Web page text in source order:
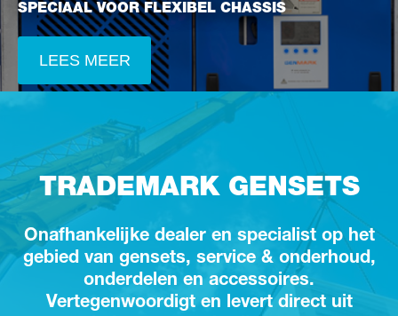
SPECIAAL VOOR FLEXIBEL CHASSIS
LEES MEER
TRADEMARK GENSETS
Onafhankelijke dealer en specialist op het
gebied van gensets, service & onderhoud,
onderdelen en accessoires.
Vertegenwoordigt en levert direct uit